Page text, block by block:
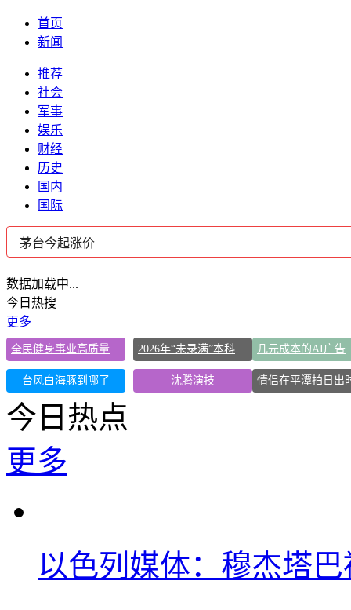
首页
新闻
推荐
社会
军事
娱乐
财经
历史
国内
国际
数据加载中...
今日热搜
更多
全民健身事业高质量发展 2026年“未录满”本科专业排行榜出炉 几元成本
台风白海豚到哪了 沈腾演技
今日热点
更多
以色列媒体：穆杰塔